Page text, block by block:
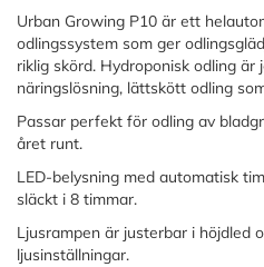
Urban Growing P10 är ett
odlingssystem som ger
riklig skörd. Hydroponisk odling
näringslösning, lättskött odling
Passar perfekt för odling av
året runt.
LED-belysning med automatisk
släckt i 8 timmar.
Ljusrampen är justerbar i höjdled
ljusinställningar.